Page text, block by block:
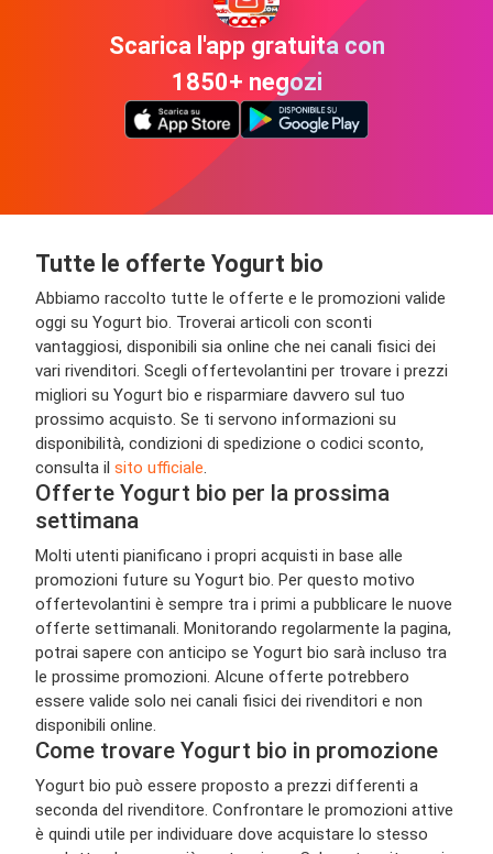
Scarica l'app gratuita con
1850+ negozi
Tutte le offerte Yogurt bio
Abbiamo raccolto tutte le offerte e le promozioni valide
oggi su Yogurt bio. Troverai articoli con sconti
vantaggiosi, disponibili sia online che nei canali fisici dei
vari rivenditori. Scegli offertevolantini per trovare i prezzi
migliori su Yogurt bio e risparmiare davvero sul tuo
prossimo acquisto. Se ti servono informazioni su
disponibilità, condizioni di spedizione o codici sconto,
consulta il sito ufficiale.
Offerte Yogurt bio per la prossima
settimana
Molti utenti pianificano i propri acquisti in base alle
promozioni future su Yogurt bio. Per questo motivo
offertevolantini è sempre tra i primi a pubblicare le nuove
offerte settimanali. Monitorando regolarmente la pagina,
potrai sapere con anticipo se Yogurt bio sarà incluso tra
le prossime promozioni. Alcune offerte potrebbero
essere valide solo nei canali fisici dei rivenditori e non
disponibili online.
Come trovare Yogurt bio in promozione
Yogurt bio può essere proposto a prezzi differenti a
seconda del rivenditore. Confrontare le promozioni attive
è quindi utile per individuare dove acquistare lo stesso